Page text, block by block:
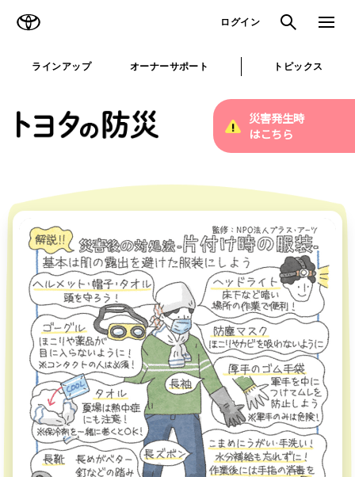
ログイン 検索 メニュ
ラインアップ オーナーサポート トピックス
災害発生時
はこちら